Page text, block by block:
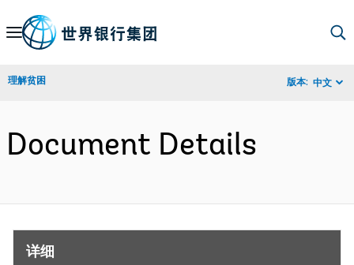
Skip
Navigation
理解贫困 版本: 中文
Document Details
详细